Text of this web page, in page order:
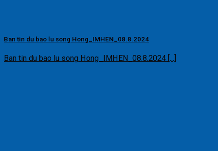
Ban tin du bao lu song Hong_IMHEN_08.8.2024
Ban tin du bao lu song Hong_IMHEN_08.8.2024 [...]